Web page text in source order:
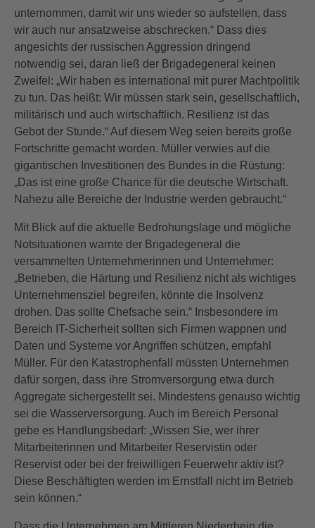
unternommen, damit wir uns wieder so aufstellen, dass
wir auch nur ansatzweise abschrecken.“ Dass dies
angesichts der russischen Aggression dringend
notwendig sei, daran ließ der Brigadegeneral keinen
Zweifel: „Wir haben es international mit purer Machtpolitik
zu tun. Das heißt: Wir müssen stark sein, gesellschaftlich,
militärisch und auch wirtschaftlich. Resilienz ist das
Gebot der Stunde.“ Auf diesem Weg seien bereits große
Fortschritte gemacht worden. Müller verwies auf die
gigantischen Investitionen des Bundes in die Rüstung:
„Das ist eine große Chance für die deutsche Wirtschaft.
Nahezu alle Bereiche der Industrie werden gebraucht.“
Mit Blick auf die aktuelle Bedrohungslage und mögliche
Notsituationen warnte der Brigadegeneral die
versammelten Unternehmerinnen und Unternehmer:
„Betrieben, die Härtung und Resilienz nicht als wichtiges
Unternehmensziel begreifen, könnte die Insolvenz
drohen. Das sollte Chefsache sein.“ Insbesondere im
Bereich IT-Sicherheit sollten sich Firmen wappnen und
Daten und Systeme vor Angriffen schützen, empfahl
Müller. Für den Katastrophenfall müssten Unternehmen
dafür sorgen, dass ihre Stromversorgung etwa durch
Aggregate sichergestellt sei. Mindestens genauso wichtig
sei die Wasserversorgung. Auch im Bereich Personal
gebe es Handlungsbedarf: „Wissen Sie, wer ihrer
Mitarbeiterinnen und Mitarbeiter Reservistin oder
Reservist oder bei der freiwilligen Feuerwehr aktiv ist?
Diese Beschäftigten werden im Ernstfall nicht im Betrieb
sein können.“